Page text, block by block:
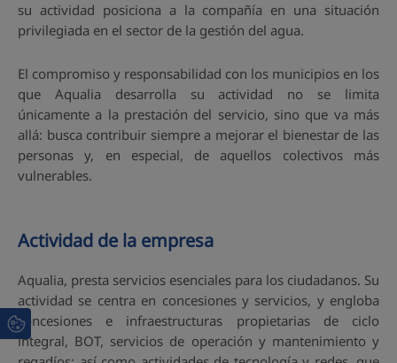
su actividad posiciona a la compañía en una situación
privilegiada en el sector de la gestión del agua.
El compromiso y responsabilidad con los municipios en los
que Aqualia desarrolla su actividad no se limita
únicamente a la prestación del servicio, sino que va más
allá: busca contribuir siempre a mejorar el bienestar de las
personas y, en especial, de aquellos colectivos más
vulnerables.
Actividad de la empresa
Aqualia, presta servicios esenciales para los ciudadanos. Su
actividad se centra en concesiones y servicios, y engloba
concesiones e infraestructuras propietarias de ciclo
integral, BOT, servicios de operación y mantenimiento y